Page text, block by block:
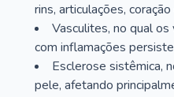
rins, articulações,
Vasculites, no qual
com inflamações
Esclerose sistêmica,
pele, afetando